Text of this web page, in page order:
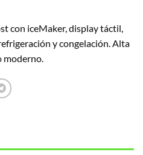
con iceMaker, display táctil,
y congelación. Alta
moderno.